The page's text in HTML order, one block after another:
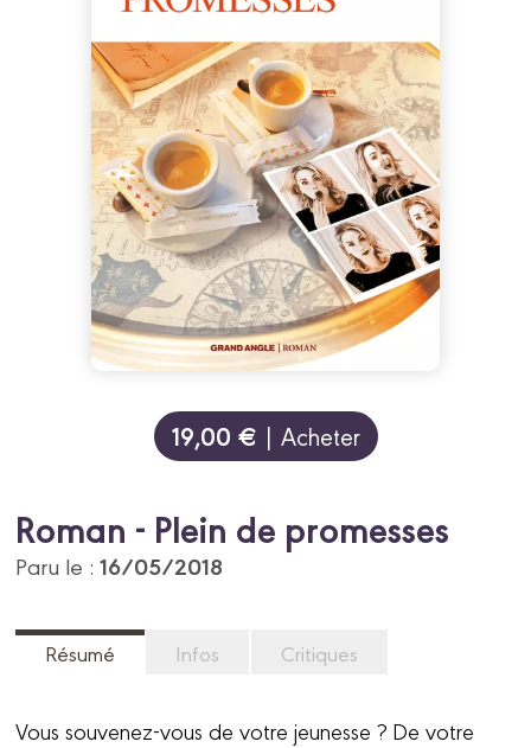
19,00 € | Acheter
Roman - Plein de promesses
Paru le :16/05/2018
Résumé Infos Critiques
Vous souvenez-vous de votre jeunesse ? De votre